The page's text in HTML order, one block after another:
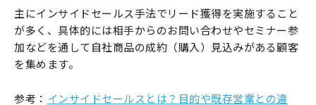
主にインサイドセールス手法でリード獲得を実施すること
が多く、具体的には相手からのお問い合わせやセミナー参
加などを通して自社商品の成約（購入）見込みがある顧客
を集めます。
参考： インサイドセールスとは？目的や既存営業との違